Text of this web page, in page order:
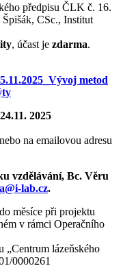
předpisu ČLK č. 16.
CSc., Institut
, účast je zdarma.
metod
2025
nebo na emailovou adresu
vzdělávání, Bc. Věru
lab.cz.
měsíce při projektu
v rámci Operačního
„Centrum lázeňského
0000261